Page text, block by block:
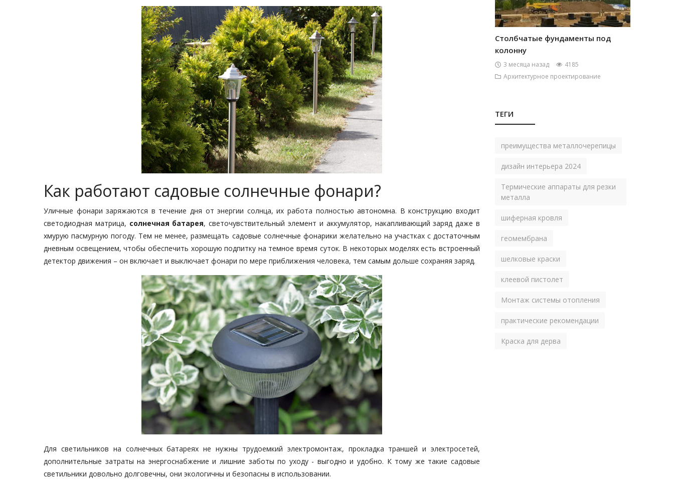
Как работают садовые солнечные фонари?
Уличные фонари заряжаются в течение дня от энергии солнца, их работа полностью автономна. В конструкцию входит
светодиодная матрица, солнечная батарея, светочувствительный элемент и аккумулятор, накапливающий заряд даже в
хмурую пасмурную погоду. Тем не менее, размещать садовые солнечные фонарики желательно на участках с достаточным
дневным освещением, чтобы обеспечить хорошую подпитку на темное время суток. В некоторых моделях есть встроенный
детектор движения – он включает и выключает фонари по мере приближения человека, тем самым дольше сохраняя заряд.
Для светильников на солнечных батареях не нужны трудоемкий электромонтаж, прокладка траншей и электросетей,
дополнительные затраты на энергоснабжение и лишние заботы по уходу - выгодно и удобно. К тому же такие садовые
светильники довольно долговечны, они экологичны и безопасны в использовании.
Столбчатые фундаменты под
колонну
3 месяца назад
4185
Архитектурное проектирование
ТЕГИ
преимущества металлочерепицы
дизайн интерьера 2024
Термические аппараты для резки
металла
шиферная кровля
геомембрана
шелковые краски
клеевой пистолет
Монтаж системы отопления
практические рекомендации
Краска для дерва